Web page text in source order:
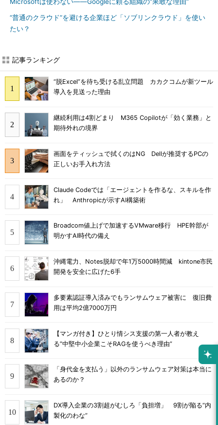
“普通のクラウド”を避ける企業ほど「ソブリンクラウド」を使い
たい？
記事ランキング
“脱Excel”を待ち受ける乱立問題 カカクコムが新ツール
導入を見送った理由
継続利用は4割どまり M365 Copilotが「効く業務」と
期待外れの境界
画面をティッシュで拭くのはNG Dellが推奨するPCの
正しいお手入れ方法
Claude Codeでは「エージェントを作るな、スキルを作
れ」 Anthropicが示すAI構築術
Broadcom値上げで加速するVMware移行 HPE幹部が
明かすAI時代の備え
沖縄電力、Notes脱却で年1万5000時間減 kintone市民
開発を安全に広げた6手
多要素認証導入済みでもランサムウェア被害に 復旧費
用は平均2億7000万円
【マンガ付き】ひとり情シス支援の第一人者が教え
る”中堅中小企業こそRAGを使うべき理由”
「身代金を支払う」以外のランサムウェア対策は本当に
あるのか？
DX導入企業の3割超がむしろ「負担増」 9割が陥る“内
製化のわな”